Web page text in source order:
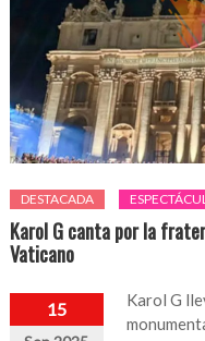
DESTACADA
Karol G canta por la
Vaticano
15
Karol G